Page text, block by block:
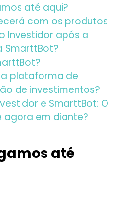
até aqui?
com os produtos
Investidor após a
SmarttBot?
plataforma de
de investimentos?
e SmarttBot: O
agora em diante?
até